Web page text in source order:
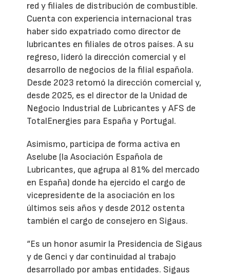
red y filiales de distribución de combustible.
Cuenta con experiencia internacional tras
haber sido expatriado como director de
lubricantes en filiales de otros países. A su
regreso, lideró la dirección comercial y el
desarrollo de negocios de la filial española.
Desde 2023 retomó la dirección comercial y,
desde 2025, es el director de la Unidad de
Negocio Industrial de Lubricantes y AFS de
TotalEnergies para España y Portugal.
Asimismo, participa de forma activa en
Aselube (la Asociación Española de
Lubricantes, que agrupa al 81% del mercado
en España) donde ha ejercido el cargo de
vicepresidente de la asociación en los
últimos seis años y desde 2012 ostenta
también el cargo de consejero en Sigaus.
“Es un honor asumir la Presidencia de Sigaus
y de Genci y dar continuidad al trabajo
desarrollado por ambas entidades. Sigaus